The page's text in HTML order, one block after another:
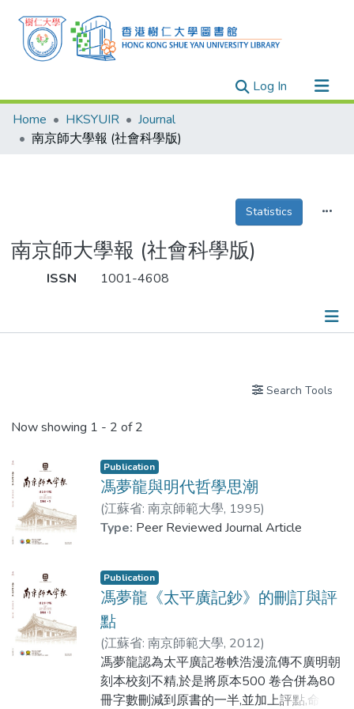
Log In(current)
Research Outputs
Researchers
Theses
Home HKSYUIR
Journal
南京師大學報 (社會科學版)
Statistics
南京師大學報 (社會科學版)
ISSN 1001-4608
Search Tools
Now showing 1 - 2 of 2
Publication
馮夢龍與明代哲學思潮
(江蘇省: 南京師範大學, 1995)
傅承洲教授
Type: Peer Reviewed Journal Article
Publication
馮夢龍《太平廣記鈔》的刪訂與評
點
(江蘇省: 南京師範大學, 2012)
傅承洲教授
馮夢龍認為太平廣記卷帙浩漫流傳不廣明朝
刻本校刻不精,於是將原本500 卷合併為80
冊字數刪減到原書的一半,並加上評點,命名